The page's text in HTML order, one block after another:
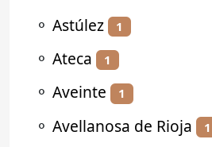
⚬ Astúlez 1
⚬ Ateca 1
⚬ Aveinte 1
⚬ Avellanosa de Rioja 1